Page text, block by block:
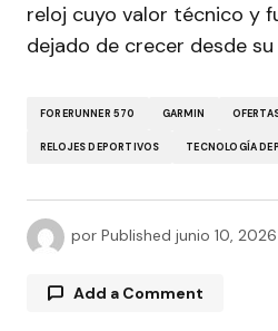
reloj cuyo valor técnico y
dejado de crecer desde
FORERUNNER 570 GARMIN
RELOJES DEPORTIVOS TECNOLOGÍA
por Published junio 10, 2026
Add a Comment